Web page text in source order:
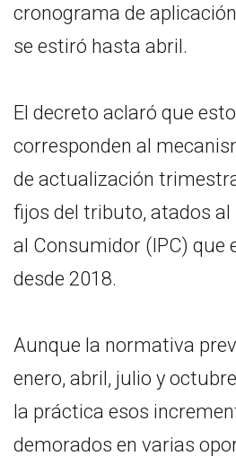
cronograma de
se estiró hasta abril.
El decreto aclaró que
corresponden al
de actualización
fijos del tributo, atados al
al Consumidor (IPC) que
desde 2018.
Aunque la normativa
enero, abril, julio y
la práctica esos
demorados en varias